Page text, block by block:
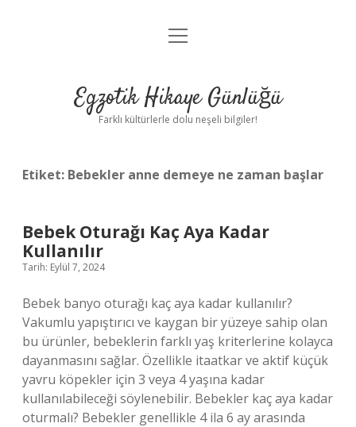
Anasayfa
Yasal Uyarı
menüyü
Egzotik Hikaye Günlüğü
Farklı kültürlerle dolu neşeli bilgiler!
Etiket: Bebekler anne demeye ne zaman başlar
Bebek Oturağı Kaç Aya Kadar
Kullanılır
Tarih: Eylül 7, 2024
Bebek banyo oturağı kaç aya kadar kullanılır?
Vakumlu yapıştırıcı ve kaygan bir yüzeye sahip olan
bu ürünler, bebeklerin farklı yaş kriterlerine kolayca
dayanmasını sağlar. Özellikle itaatkar ve aktif küçük
yavru köpekler için 3 veya 4 yaşına kadar
kullanılabileceği söylenebilir. Bebekler kaç aya kadar
oturmalı? Bebekler genellikle 4 ila 6 ay arasında